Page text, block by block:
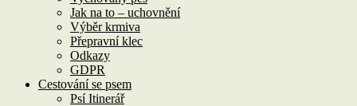
Jak na to – uchovnění
Výběr krmiva
Přepravní klec
Odkazy
GDPR
Cestování se psem
Psí Itinerář